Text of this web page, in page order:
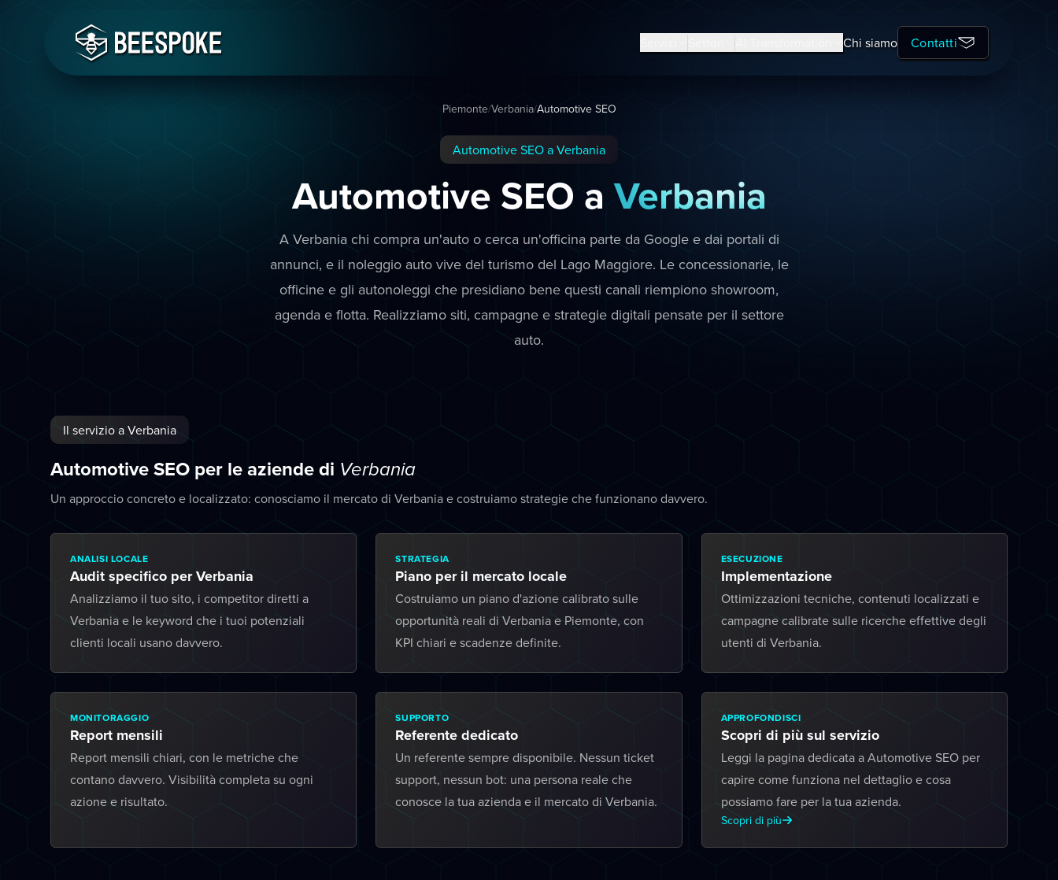
Chi siamo Contatti
Piemonte/Verbania/Automotive SEO
Automotive SEO a Verbania
Automotive SEO a Verbania
A Verbania chi compra un'auto o cerca un'officina parte da Google e dai portali di
annunci, e il noleggio auto vive del turismo del Lago Maggiore. Le concessionarie, le
officine e gli autonoleggi che presidiano bene questi canali riempiono showroom,
agenda e flotta. Realizziamo siti, campagne e strategie digitali pensate per il settore
auto.
Il servizio a Verbania
Automotive SEO per le aziende di Verbania
Un approccio concreto e localizzato: conosciamo il mercato di Verbania e costruiamo strategie che funzionano davvero.
ANALISI LOCALE
Audit specifico per Verbania
Analizziamo il tuo sito, i competitor diretti a
Verbania e le keyword che i tuoi potenziali
clienti locali usano davvero.
STRATEGIA
Piano per il mercato locale
Costruiamo un piano d'azione calibrato sulle
opportunità reali di Verbania e Piemonte, con
KPI chiari e scadenze definite.
ESECUZIONE
Implementazione
Ottimizzazioni tecniche, contenuti localizzati e
campagne calibrate sulle ricerche effettive degli
utenti di Verbania.
MONITORAGGIO
Report mensili
Report mensili chiari, con le metriche che
contano davvero. Visibilità completa su ogni
azione e risultato.
SUPPORTO
Referente dedicato
Un referente sempre disponibile. Nessun ticket
support, nessun bot: una persona reale che
conosce la tua azienda e il mercato di Verbania.
APPROFONDISCI
Scopri di più sul servizio
Leggi la pagina dedicata a Automotive SEO per
capire come funziona nel dettaglio e cosa
possiamo fare per la tua azienda.
Scopri di più